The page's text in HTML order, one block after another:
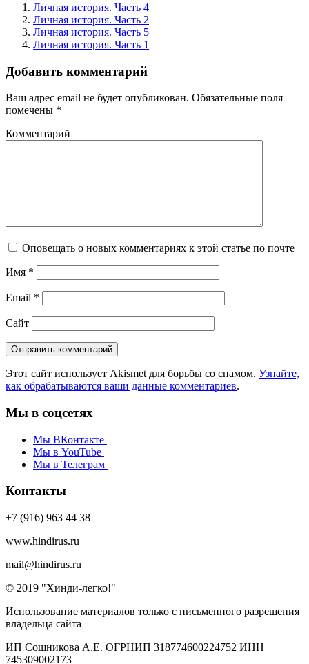
Личная история. Часть 4
Личная история. Часть 2
Личная история. Часть 5
Личная история. Часть 1
Добавить комментарий
Ваш адрес email не будет опубликован. Обязательные поля
помечены *
Комментарий
Оповещать о новых комментариях к этой статье по почте
Имя *
Email *
Сайт
Этот сайт использует Akismet для борьбы со спамом. Узнайте,
как обрабатываются ваши данные комментариев.
Мы в соцсетях
Мы ВКонтакте
Мы в YouTube
Мы в Телеграм
Контакты
+7 (916) 963 44 38
www.hindirus.ru
mail@hindirus.ru
© 2019 "Хинди-легко!"
Использование материалов только с письменного разрешения
владельца сайта
ИП Сошникова А.Е. ОГРНИП 318774600224752 ИНН
745309002173